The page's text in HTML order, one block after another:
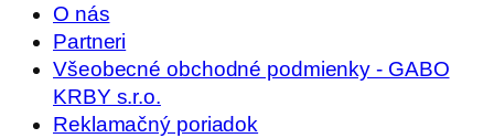
O nás
Partneri
Všeobecné obchodné podmienky - GABO
KRBY s.r.o.
Reklamačný poriadok